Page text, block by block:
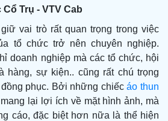
Trụ - VTV Cab
vai trò rất quan trọng trong việc
tổ chức trở nên chuyên nghiệp.
doanh nghiệp mà các tổ chức, hội
hàng, sự kiện.. cũng rất chú trọng
phục. Bởi những chiếcáo thun
lại lợi ích về mặt hình ảnh, mà
cáo, đặc biệt hơn nữa là thể hiện